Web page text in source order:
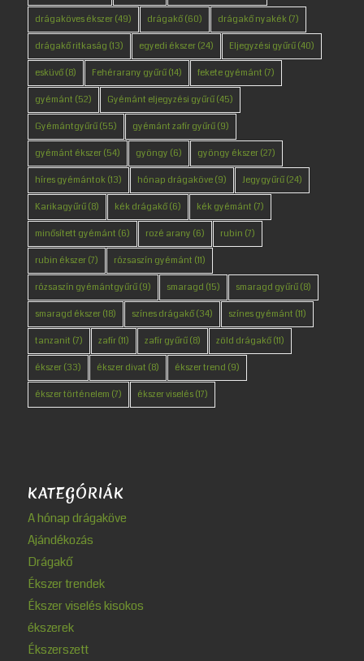
drágaköves ékszer(49) drágakő(60) drágakő nyakék(7)
drágakő ritkaság (13) egyedi ékszer(24) Eljegyzési gyűrű(40)
esküvő(8) Fehérarany gyűrű(14) fekete gyémánt (7)
gyémánt (52) Gyémánt eljegyzési gyűrű(45)
Gyémántgyűrű(55) gyémánt zafír gyűrű(9)
gyémánt ékszer(54) gyöngy (6) gyöngy ékszer(27)
híres gyémántok(13) hónap drágaköve(9) Jegygyűrű(24)
Karikagyűrű(8) kék drágakő(6) kék gyémánt (7)
minősített gyémánt (6) rozé arany (6) rubin (7)
rubin ékszer(7) rózsaszín gyémánt (11)
rózsaszín gyémántgyűrű(9) smaragd (15) smaragd gyűrű(8)
smaragd ékszer(18) színes drágakő(34) színes gyémánt (11)
tanzanit (7) zafír(11) zafír gyűrű(8) zöld drágakő(11)
ékszer(33) ékszer divat (8) ékszer trend (9)
ékszer történelem (7) ékszer viselés(17)
KATEGÓRIÁK
A hónap drágaköve
Ajándékozás
Drágakő
Ékszer trendek
Ékszer viselés kisokos
ékszerek
Ékszerszett